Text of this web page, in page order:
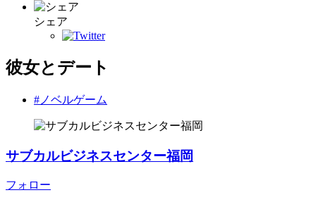
シェア
彼女とデート
#ノベルゲーム
サブカルビジネスセンター福岡
フォロー